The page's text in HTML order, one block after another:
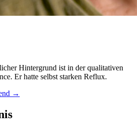
Hintergrund ist in der qualitativen
Er hatte selbst starken Reflux.
→